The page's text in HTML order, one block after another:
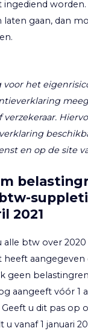
ingediend
laten gaan, dan
voor het
verzekeraar.
en op de site
2021
alle btw over 2020
heeft aangegeven
geen
aangeeft vóór 1
u dit pas op
u vanaf 1 januari